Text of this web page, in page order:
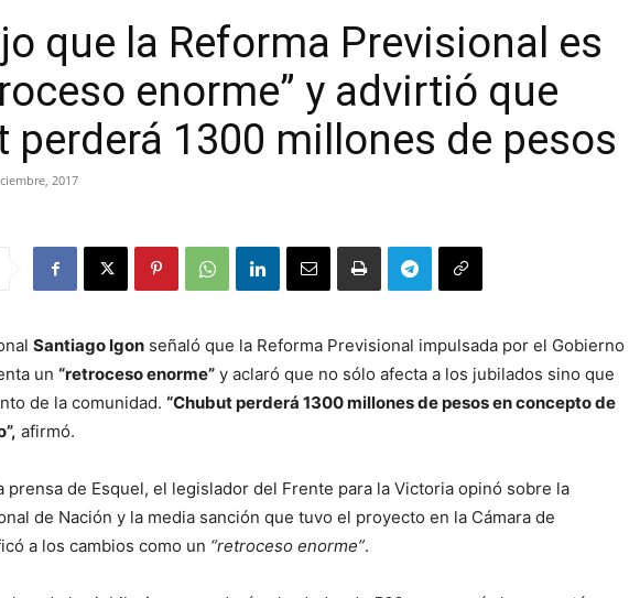
que la Reforma Previsional es
enorme” y advirtió que
perderá 1300 millones de pesos
2017
Santiago Igon señaló que la Reforma Previsional impulsada por el Gobierno
un “retroceso enorme” y aclaró que no sólo afecta a los jubilados sino que
de la comunidad. “Chubut perderá 1300 millones de pesos en concepto de
afirmó.
prensa de Esquel, el legislador del Frente para la Victoria opinó sobre la
de Nación y la media sanción que tuvo el proyecto en la Cámara de
a los cambios como un “retroceso enorme”.